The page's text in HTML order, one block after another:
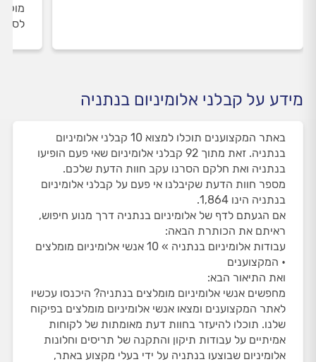
מידע על קבלני אלומיניום בנתניה
באתר המקצוענים תוכלו למצוא 10 קבלני אלומיניום
בנתניה. זאת מתוך 92 קבלני אלומיניום שאי פעם הופיעו
בנתניה ואת חלקם הסרנו עקב חוות הדעת שלכם.
מספר חוות הדעת שקיבלנו אי פעם על קבלני אלומיניום
בנתניה הינו 1,864.
אם הגעתם לדף של אלומיניום בנתניה דרך מנוע חיפוש,
ראיתם את הכותרת הבאה:
עבודות אלומיניום בנתניה » 10 אנשי אלומיניום מומלצים
• המקצוענים
ואת התיאור הבא:
מחפשים אנשי אלומיניום מומלצים בנתניה? היכנסו עכשיו
לאתר המקצוענים ומצאו אנשי אלומיניום מומלצים בפיקוח
שלנו. תוכלו להיעזר בחוות דעת מאומתות של לקוחות
אמיתיים על עבודות תיקון והתקנה של תריסים וחלונות
אלומיניום שבוצעו בנתניה על ידי בעלי מקצוע באתר,